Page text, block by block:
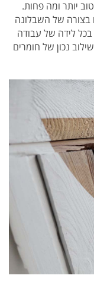
יותר ומה פחות.
בצורה של השבלונה
בכל לידה של עבודה
נכון של חומרים